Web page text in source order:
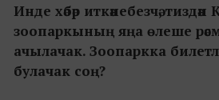
Инде хәбәр иткәнебезчә, тиздән
зоопаркының яңа өлеше
ачылачак. Зоопаркка
булачак соң?